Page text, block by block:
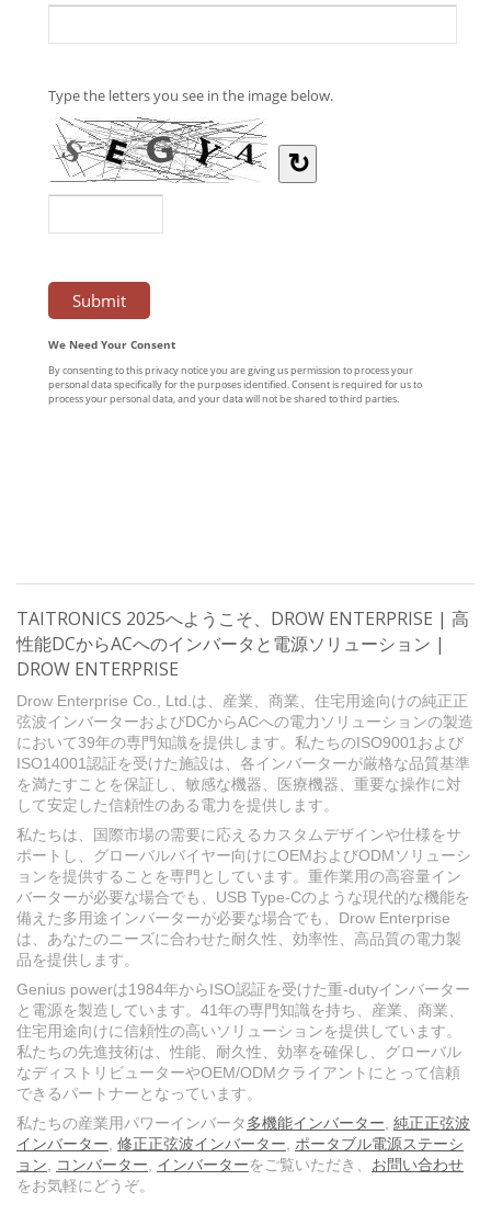
TAITRONICS 2025へようこそ、DROW ENTERPRISE | 高
性能DCからACへのインバータと電源ソリューション |
DROW ENTERPRISE
Drow Enterprise Co., Ltd.は、産業、商業、住宅用途向けの純正正
弦波インバーターおよびDCからACへの電力ソリューションの製造
において39年の専門知識を提供します。私たちのISO9001および
ISO14001認証を受けた施設は、各インバーターが厳格な品質基準
を満たすことを保証し、敏感な機器、医療機器、重要な操作に対
して安定した信頼性のある電力を提供します。
私たちは、国際市場の需要に応えるカスタムデザインや仕様をサ
ポートし、グローバルバイヤー向けにOEMおよびODMソリューシ
ョンを提供することを専門としています。重作業用の高容量イン
バーターが必要な場合でも、USB Type-Cのような現代的な機能を
備えた多用途インバーターが必要な場合でも、Drow Enterprise
は、あなたのニーズに合わせた耐久性、効率性、高品質の電力製
品を提供します。
Genius powerは1984年からISO認証を受けた重-dutyインバーター
と電源を製造しています。41年の専門知識を持ち、産業、商業、
住宅用途向けに信頼性の高いソリューションを提供しています。
私たちの先進技術は、性能、耐久性、効率を確保し、グローバル
なディストリビューターやOEM/ODMクライアントにとって信頼
できるパートナーとなっています。
私たちの産業用パワーインバータ 多機能インバーター 純正正弦波
インバーター 修正正弦波インバーター
ポータブル電源ステーシ
ョン
コンバーター インバーター をご覧いただき、 お問い合わせ
をお気軽にどうぞ。